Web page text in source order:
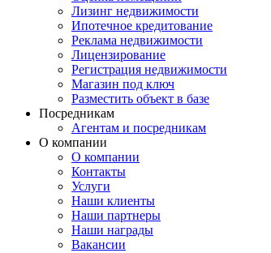
Лизинг недвижимости
Ипотечное кредитование
Реклама недвижимости
Лицензирование
Регистрация недвижимости
Магазин под ключ
Разместить объект в базе
Посредникам
Агентам и посредникам
О компании
О компании
Контакты
Услуги
Наши клиенты
Наши партнеры
Наши награды
Вакансии